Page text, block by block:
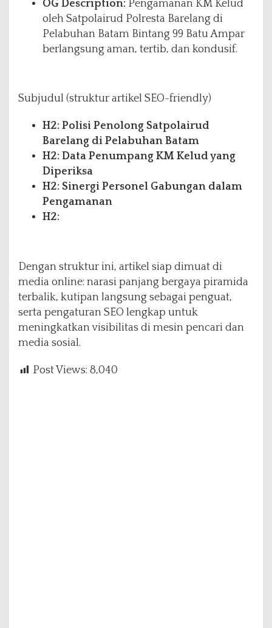
OG Description: Pengamanan KM Kelud
oleh Satpolairud Polresta Barelang di
Pelabuhan Batam Bintang 99 Batu Ampar
berlangsung aman, tertib, dan kondusif.
Subjudul (struktur artikel SEO-friendly)
H2: Polisi Penolong Satpolairud
Barelang di Pelabuhan Batam
H2: Data Penumpang KM Kelud yang
Diperiksa
H2: Sinergi Personel Gabungan dalam
Pengamanan
H2:
Dengan struktur ini, artikel siap dimuat di
media online: narasi panjang bergaya piramida
terbalik, kutipan langsung sebagai penguat,
serta pengaturan SEO lengkap untuk
meningkatkan visibilitas di mesin pencari dan
media sosial.
Post Views: 8,040